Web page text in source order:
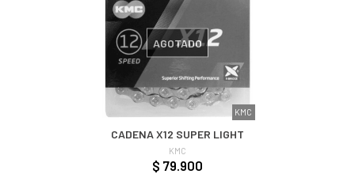
KMC
AGOTADO
CADENA X12 SUPER LIGHT
KMC
$ 79.900